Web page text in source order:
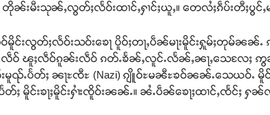
းမီးသုၼ်ႇလွတ်ႈလႅဝ်းထၢင်ႇႁၢင်ႈယူႇ။ တေလႆႈၵဵပ်းတီႈပွင်
မိူင်းလွတ်ႈလႅဝ်းသဝ်းၶေႃ ပိူဝ်ႈတႃႇပဵၼ်မႃးမိူင်းႁူမ်ႈတု
ႃႉလဵဝ် ၽူႈလဵဝ်ၵူၼ်းလဵဝ် ၵတ်ႉၶႅၼ်ႇလူင်ႉလႅၼ်ႇၼႃႇသေလႄႈ ဢွ
ၵ်းမူၺ်ႉပႅတ်ႈ ၼႃႊၸီႊ (Nazi) ၵျိူဝ်ႊမၼီႊၶဝ်ၼၼ်ႉသေယဝ်ႉ
မိူင်းၶႃႈမိူင်းႁၢႆးၸိူဝ်းၼၼ်ႉ။ ၼႆႉပဵၼ်ၶေႃႈထၢင်ႇၸႅင်ႈ ႁၼ်လႅင်